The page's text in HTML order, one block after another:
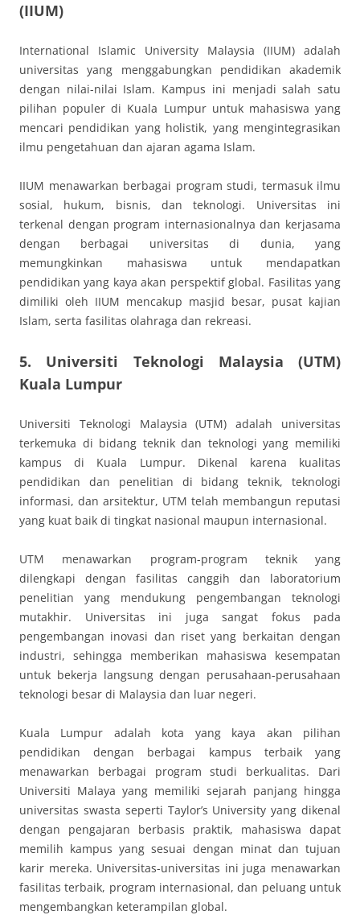
(IIUM)
International Islamic University Malaysia (IIUM) adalah
universitas yang menggabungkan pendidikan akademik
dengan nilai-nilai Islam. Kampus ini menjadi salah satu
pilihan populer di Kuala Lumpur untuk mahasiswa yang
mencari pendidikan yang holistik, yang mengintegrasikan
ilmu pengetahuan dan ajaran agama Islam.
IIUM menawarkan berbagai program studi, termasuk ilmu
sosial, hukum, bisnis, dan teknologi. Universitas ini
terkenal dengan program internasionalnya dan kerjasama
dengan berbagai universitas di dunia, yang
memungkinkan mahasiswa untuk mendapatkan
pendidikan yang kaya akan perspektif global. Fasilitas yang
dimiliki oleh IIUM mencakup masjid besar, pusat kajian
Islam, serta fasilitas olahraga dan rekreasi.
5. Universiti Teknologi Malaysia (UTM)
Kuala Lumpur
Universiti Teknologi Malaysia (UTM) adalah universitas
terkemuka di bidang teknik dan teknologi yang memiliki
kampus di Kuala Lumpur. Dikenal karena kualitas
pendidikan dan penelitian di bidang teknik, teknologi
informasi, dan arsitektur, UTM telah membangun reputasi
yang kuat baik di tingkat nasional maupun internasional.
UTM menawarkan program-program teknik yang
dilengkapi dengan fasilitas canggih dan laboratorium
penelitian yang mendukung pengembangan teknologi
mutakhir. Universitas ini juga sangat fokus pada
pengembangan inovasi dan riset yang berkaitan dengan
industri, sehingga memberikan mahasiswa kesempatan
untuk bekerja langsung dengan perusahaan-perusahaan
teknologi besar di Malaysia dan luar negeri.
Kuala Lumpur adalah kota yang kaya akan pilihan
pendidikan dengan berbagai kampus terbaik yang
menawarkan berbagai program studi berkualitas. Dari
Universiti Malaya yang memiliki sejarah panjang hingga
universitas swasta seperti Taylor’s University yang dikenal
dengan pengajaran berbasis praktik, mahasiswa dapat
memilih kampus yang sesuai dengan minat dan tujuan
karir mereka. Universitas-universitas ini juga menawarkan
fasilitas terbaik, program internasional, dan peluang untuk
mengembangkan keterampilan global.